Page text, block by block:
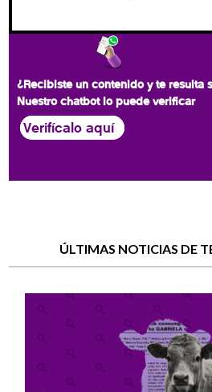
¿Recibiste un contenido y te resulta
Nuestro chatbot lo puede verificar
Verifícalo aquí
ÚLTIMAS NOTICIAS DE